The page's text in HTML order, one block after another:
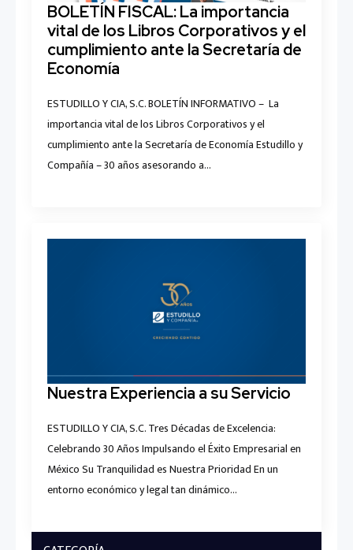
BOLETÍN FISCAL: La importancia
vital de los Libros Corporativos y el
cumplimiento ante la Secretaría de
Economía
ESTUDILLO Y CIA, S.C. BOLETÍN INFORMATIVO – La
importancia vital de los Libros Corporativos y el
cumplimiento ante la Secretaría de Economía Estudillo y
Compañía – 30 años asesorando a…
Nuestra Experiencia a su Servicio
ESTUDILLO Y CIA, S.C. Tres Décadas de Excelencia:
Celebrando 30 Años Impulsando el Éxito Empresarial en
México Su Tranquilidad es Nuestra Prioridad En un
entorno económico y legal tan dinámico…